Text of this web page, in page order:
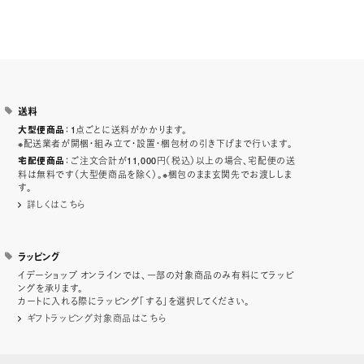
送料
大型便商品 ：1点ごとに送料がかかります。
※配送業者が開梱・組み立て・設置・梱包材の引き下げまで行います。
宅配便商品 ：ご注文合計が11,000円（税込）以上の場合、宅配便の送
料は無料です（大型便商品を除く）。※梱包のまま玄関先でお渡ししま
す。
詳しくはこちら
ラッピング
イデーショップ オンラインでは、一部の対象商品のみ有料にてラッピ
ングを承ります。
カートに入れる際にラッピング「する」を選択してください。
ギフトラッピング対象商品はこちら